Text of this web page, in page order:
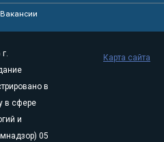
Вакансии
в
в сфере
и
05
Карта сайта